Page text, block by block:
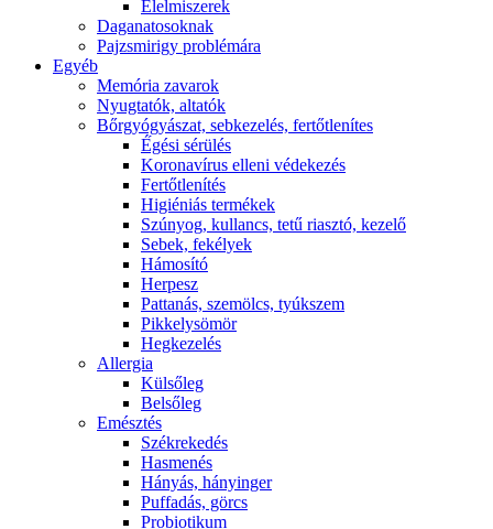
É́lelmiszerek
Daganatosoknak
Pajzsmirigy problémára
Egyéb
Memória zavarok
Nyugtatók, altatók
Bőrgyógyászat, sebkezelés, fertőtlenítes
É́gési sérülés
Koronavírus elleni védekezés
Fertőtlenítés
Higiéniás termékek
Szúnyog, kullancs, tetű riasztó, kezelő
Sebek, fekélyek
Hámosító
Herpesz
Pattanás, szemölcs, tyúkszem
Pikkelysömör
Hegkezelés
Allergia
Külsőleg
Belsőleg
Emésztés
Székrekedés
Hasmenés
Hányás, hányinger
Puffadás, görcs
Probiotikum